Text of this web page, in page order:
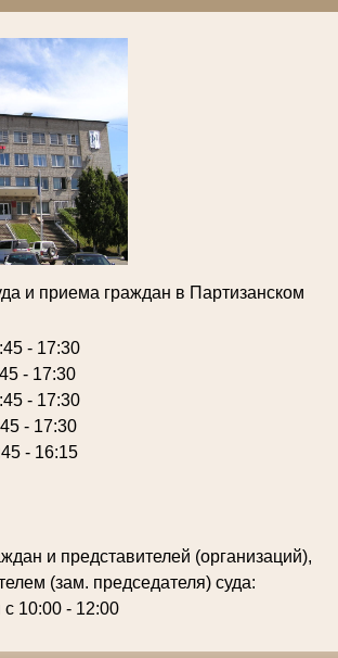
и приема граждан в Партизанском
- 17:30
- 17:30
- 17:30
- 17:30
- 16:15
и представителей (организаций),
(зам. председателя) суда:
10:00 - 12:00